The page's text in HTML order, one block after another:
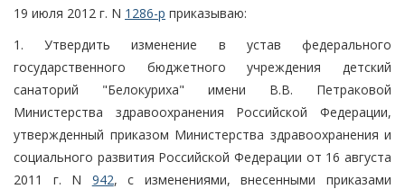
19 июля 2012 г. N 1286-р приказываю:
1. Утвердить изменение в устав федерального
государственного бюджетного учреждения детский
санаторий "Белокуриха" имени В.В. Петраковой
Министерства здравоохранения Российской Федерации,
утвержденный приказом Министерства здравоохранения и
социального развития Российской Федерации от 16 августа
2011 г. N 942, с изменениями, внесенными приказами